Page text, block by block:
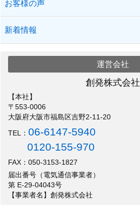
お客様の声
新着情報
運営会社
創発株式会社
【本社】
〒553-0006
大阪府大阪市福島区吉野2-11-20
TEL：06-6147-5940
0120-155-970
FAX：050-3153-1827
届出番号（電気通信事業者）
第 E-29-04043号
【事業者名】創発株式会社